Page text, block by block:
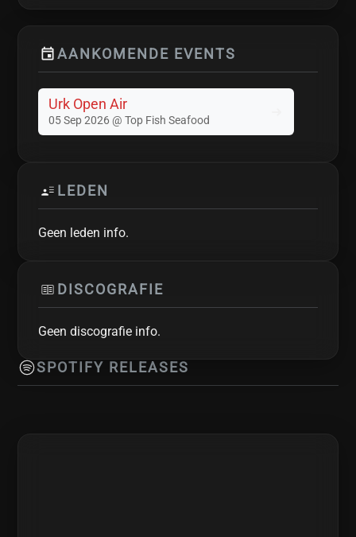
AANKOMENDE EVENTS
Urk Open Air
05 Sep 2026 @ Top Fish Seafood
LEDEN
Geen leden info.
DISCOGRAFIE
Geen discografie info.
SPOTIFY RELEASES